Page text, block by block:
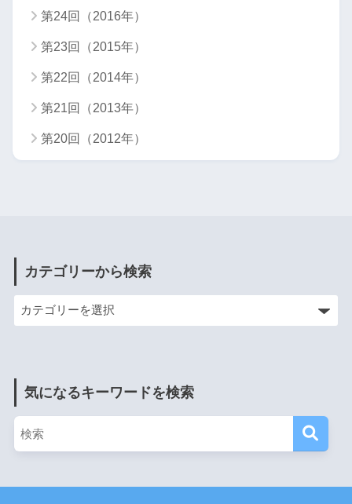
第24回（2016年）
第23回（2015年）
第22回（2014年）
第21回（2013年）
第20回（2012年）
カテゴリーから検索
気になるキーワードを検索